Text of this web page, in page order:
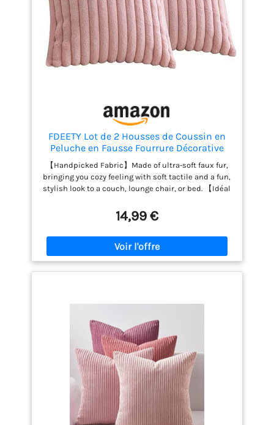
FDEETY Lot de 2 Housses de Coussin en
Peluche en Fausse Fourrure Décorative
Douce à Rayures moelleuses pour Coussin
de Chambre à Coucher de canapé 45 x 45
cm Rose
【Handpicked Fabric】Made of ultra-soft faux fur,
bringing you cozy feeling with soft tactile and a fun,
stylish look to a couch, lounge chair, or bed. 【Idéal
éclectiques et les motifs d'intérieur tels que
bohème, moderne, farmhouse, cabane, aztèque ou
western. Leur design unique est parfait dans des
environnements intimes tels que la literie, les
coins cuisine et les entrées ou dans l'immobilier
commercial comme les salons de bar et les
d'un écart de 1 à 2 cm en raison de la coupe et de la
machine, séparément des autres articles, cercle
doux à basse température. NE PAS BLANCHIR. NE PAS
REPASSER. 【Design Highlight】Le design de cordon
de fourrure de lapin d'un seul côté semble simple
et élégant.Les housses d'oreiller mettent en
évidence et confortable dans votre chambre.
14,99 €